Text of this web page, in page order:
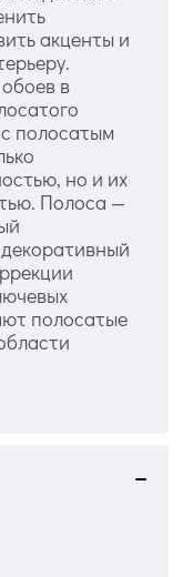
акценты и
в
полосатым
но и их
Полоса —
полосатые